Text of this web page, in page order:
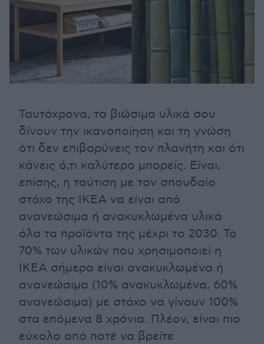
Ταυτόχρονα, τα βιώσιμα υλικά σου
δίνουν την ικανοποίηση και τη γνώση
ότι δεν επιβαρύνεις τον πλανήτη και ότι
κάνεις ό,τι καλύτερο μπορείς. Είναι,
επίσης, η ταύτιση με τον σπουδαίο
στόχο της ΙΚΕΑ να είναι από
ανανεώσιμα ή ανακυκλωμένα υλικά
όλα τα προϊόντα της μέχρι το 2030. Το
70% των υλικών που χρησιμοποιεί η
IKEA σήμερα είναι ανακυκλωμένα ή
ανανεώσιμα (10% ανακυκλωμένα, 60%
ανανεώσιμα) με στόχο να γίνουν 100%
στα επόμενα 8 χρόνια. Πλέον, είναι πιο
εύκολο από ποτέ να βρείτε